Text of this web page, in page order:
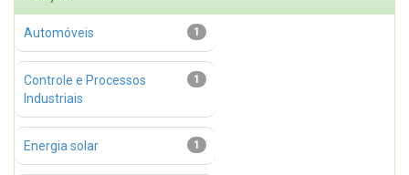
1
Automóveis
1
Controle e Processos
Industriais
1
Energia solar